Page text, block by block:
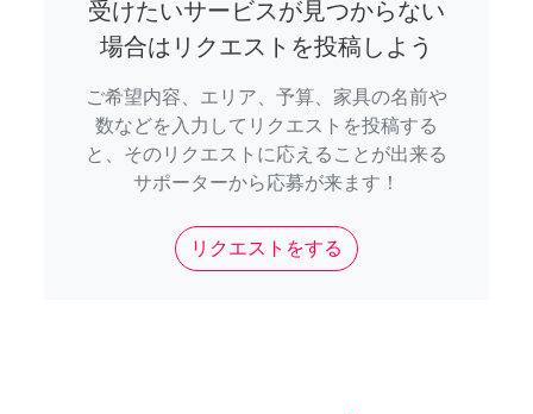
受けたいサービスが見つからない
場合はリクエストを投稿しよう
ご希望内容、エリア、予算、家具の名前や
数などを入力してリクエストを投稿する
と、そのリクエストに応えることが出来る
サポーターから応募が来ます！
リクエストをする